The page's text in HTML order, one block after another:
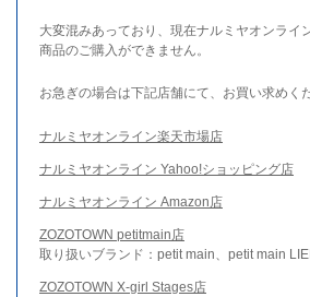
大変混みあっており、現在ナルミヤオンライ
商品のご購入ができません。
お急ぎの場合は下記店舗にて、お買い求めく
ナルミヤオンライン楽天市場店
ナルミヤオンライン Yahoo!ショッピング店
ナルミヤオンライン Amazon店
ZOZOTOWN petitmain店
取り扱いブランド：petit main、petit main
ZOZOTOWN X-girl Stages店